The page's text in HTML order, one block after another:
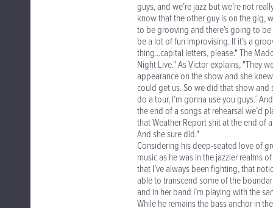
guys, and we’re jazz but we’re not
know that the other guy is on the gig,
to be grooving and there’s going to
be a lot of fun improvising. If it’s a
thing...capital letters, please." The
Night Live." As Victor explains, "They
appearance on the show and she
could get us. So we did that show and
do a tour, I’m gonna use you guys.´
the end of a songs at rehearsal we’d
that Weather Report shit at the end of
And she sure did."
Considering his deep-seated love of
music as he was in the jazzier realms
that I’ve always been fighting, that
able to transcend some of the
and in her band I’m playing with the
While he remains the bass anchor in